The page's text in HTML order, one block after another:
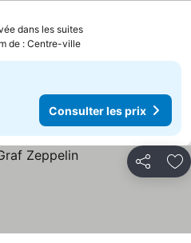
dans les suitesConsulter les prix
de : Centre-ville
Consulter les prix
Partager